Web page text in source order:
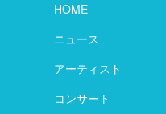
HOME
ニュース
アーティスト
コンサート